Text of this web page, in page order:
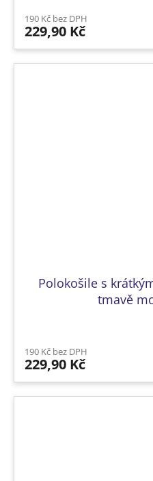
190 Kč bez DPH
229,90 Kč
Polokošile s
tmavě
190 Kč bez DPH
229,90 Kč